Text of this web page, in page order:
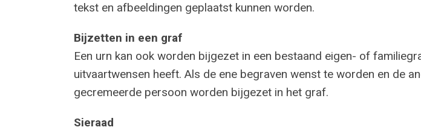
tekst en afbeeldingen geplaatst kunnen worden.
Bijzetten in een graf
Een urn kan ook worden bijgezet in een bestaand eigen- of
uitvaartwensen heeft. Als de ene begraven wenst te worden en de
gecremeerde persoon worden bijgezet in het graf.
Sieraad